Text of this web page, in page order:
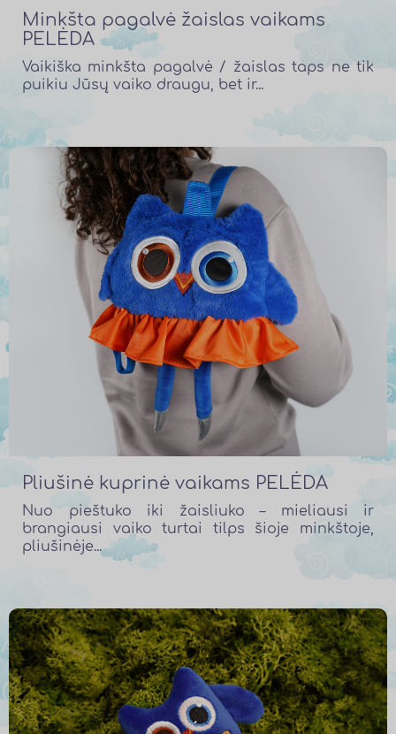
Minkšta pagalvė žaislas vaikams
PELĖDA
Vaikiška minkšta pagalvė / žaislas taps ne tik
puikiu Jūsų vaiko draugu, bet ir...
Pliušinė kuprinė vaikams PELĖDA
Nuo pieštuko iki žaisliuko – mieliausi ir
brangiausi vaiko turtai tilps šioje minkštoje,
pliušinėje...